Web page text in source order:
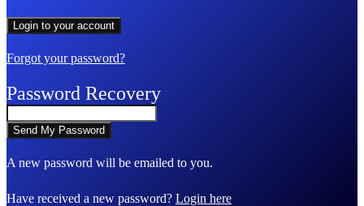
Forgot your password?
Password Recovery
A new password will be emailed to you.
Have received a new password? Login here